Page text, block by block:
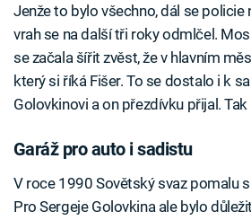
Jenže to bylo všechno, dál se policie
vrah se na další tři roky odmlčel.
se začala šířit zvěst, že v hlavním
který si říká Fišer. To se dostalo i k
Golovkinovi a on přezdívku přijal. Tak
Garáž pro auto i sadistu
V roce 1990 Sovětský svaz pomalu
Pro Sergeje Golovkina ale bylo